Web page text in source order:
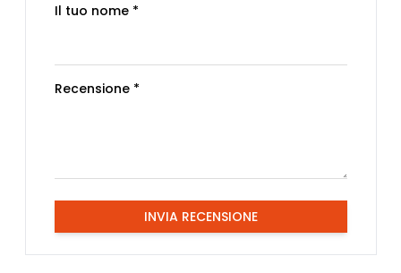
Il tuo nome *
Recensione *
INVIA RECENSIONE